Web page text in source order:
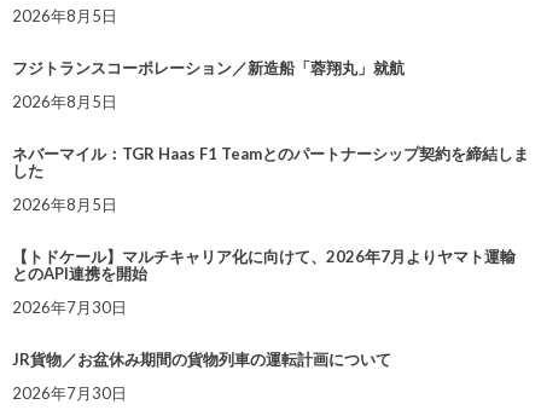
2026年8月5日
フジトランスコーポレーション／新造船「蓉翔丸」就航
2026年8月5日
ネバーマイル：TGR Haas F1 Teamとのパートナーシップ契約を締結しま
した
2026年8月5日
【トドケール】マルチキャリア化に向けて、2026年7月よりヤマト運輸
とのAPI連携を開始
2026年7月30日
JR貨物／お盆休み期間の貨物列車の運転計画について
2026年7月30日